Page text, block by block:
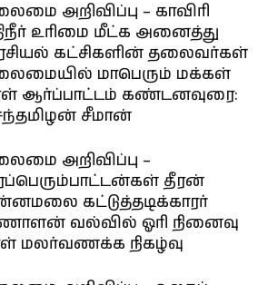
அறிவிப்பு – காவிரி
உரிமை மீட்க அனைத்து
கட்சிகளின் தலைவர்கள்
மாபெரும் மக்கள்
ஆர்ப்பாட்டம் கண்டனவுரை:
சீமான்
அறிவிப்பு –
தீரன்
கட்டுத்தடிக்காரர்
வல்வில் ஓரி நினைவு
மலர்வணக்க நிகழ்வு